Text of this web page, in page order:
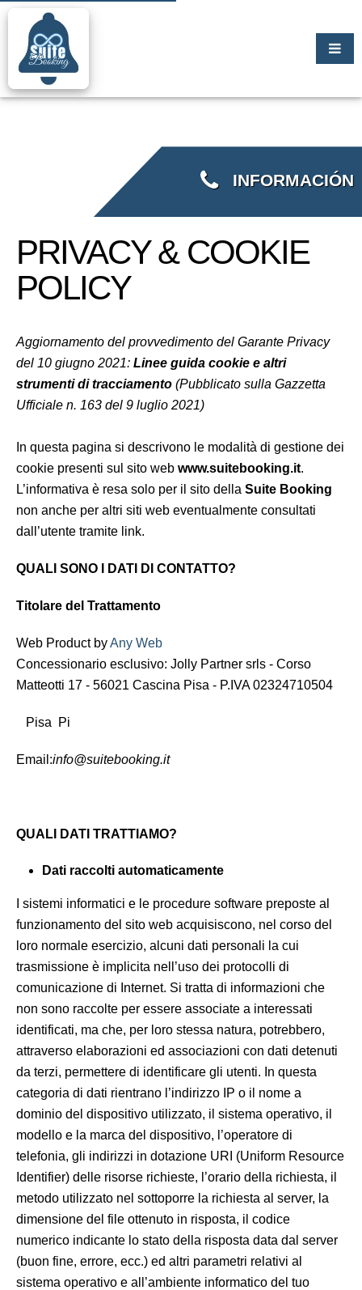
INFORMACIÓN
PRIVACY & COOKIE
POLICY
Aggiornamento del provvedimento del Garante Privacy
del 10 giugno 2021: Linee guida cookie e altri
strumenti di tracciamento (Pubblicato sulla Gazzetta
Ufficiale n. 163 del 9 luglio 2021)
In questa pagina si descrivono le modalità di gestione dei
cookie presenti sul sito web www.suitebooking.it.
L’informativa è resa solo per il sito della Suite Booking
non anche per altri siti web eventualmente consultati
dall’utente tramite link.
QUALI SONO I DATI DI CONTATTO?
Titolare del Trattamento
Web Product byAny Web
Concessionario esclusivo: Jolly Partner srls - Corso
Matteotti 17 - 56021 Cascina Pisa - P.IVA 02324710504
Pisa Pi
Email:info@suitebooking.it
QUALI DATI TRATTIAMO?
Dati raccolti automaticamente
I sistemi informatici e le procedure software preposte al
funzionamento del sito web acquisiscono, nel corso del
loro normale esercizio, alcuni dati personali la cui
trasmissione è implicita nell’uso dei protocolli di
comunicazione di Internet. Si tratta di informazioni che
non sono raccolte per essere associate a interessati
identificati, ma che, per loro stessa natura, potrebbero,
attraverso elaborazioni ed associazioni con dati detenuti
da terzi, permettere di identificare gli utenti. In questa
categoria di dati rientrano l’indirizzo IP o il nome a
dominio del dispositivo utilizzato, il sistema operativo, il
modello e la marca del dispositivo, l’operatore di
telefonia, gli indirizzi in dotazione URI (Uniform Resource
Identifier) delle risorse richieste, l’orario della richiesta, il
metodo utilizzato nel sottoporre la richiesta al server, la
dimensione del file ottenuto in risposta, il codice
numerico indicante lo stato della risposta data dal server
(buon fine, errore, ecc.) ed altri parametri relativi al
sistema operativo e all’ambiente informatico del tuo